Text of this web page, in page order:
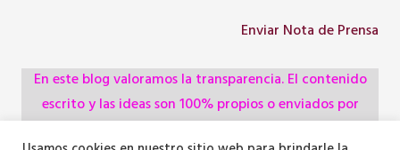
Enviar Nota de Prensa
En este blog valoramos la transparencia. El contenido
escrito y las ideas son 100% propios o enviados por